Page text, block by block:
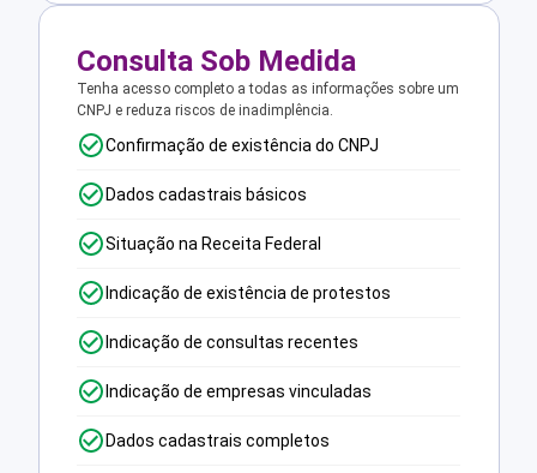
Consulta Sob Medida
Tenha acesso completo a todas as informações sobre um
CNPJ e reduza riscos de inadimplência.
Confirmação de existência do CNPJ
Dados cadastrais básicos
Situação na Receita Federal
Indicação de existência de protestos
Indicação de consultas recentes
Indicação de empresas vinculadas
Dados cadastrais completos